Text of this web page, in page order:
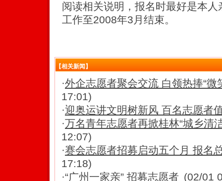
阅读相关说明，报名时最好是本
工作至2008年3月结束。
【相关新闻】
·外企志愿者聚会交流 白领热捧“微
17:01)
·迎奥运讲文明树新风 百名志愿者
·万名青年志愿者再掀桂林“城乡清
12:07)
·赛会志愿者招募启动五个月 报名
17:18)
·“广州一家亲” 招募志愿者 (02/01